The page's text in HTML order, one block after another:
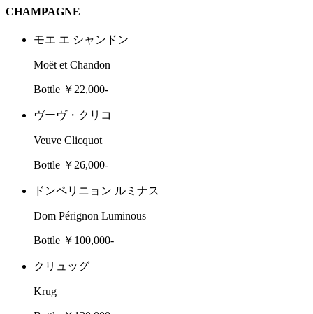
CHAMPAGNE
モエ エ シャンドン
Moët et Chandon
Bottle ￥22,000-
ヴーヴ・クリコ
Veuve Clicquot
Bottle ￥26,000-
ドンペリニョン ルミナス
Dom Pérignon Luminous
Bottle ￥100,000-
クリュッグ
Krug